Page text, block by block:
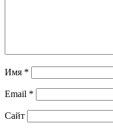
Имя *
Email *
Сайт